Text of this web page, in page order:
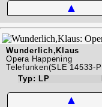
▲
Wunderlich,Klaus
Opera Happening
Telefunken(SLE 14533-
Typ: LP
▲